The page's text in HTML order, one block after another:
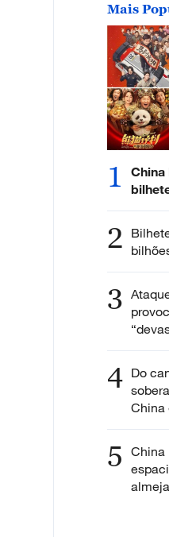
Mais
1
China
2
3
4 Do
China
5 China